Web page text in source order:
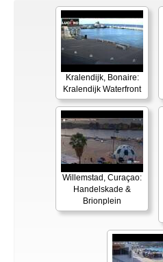
Kralendijk, Bonaire:
Kralendijk Waterfront
Willemstad, Curaçao:
Handelskade &
Brionplein